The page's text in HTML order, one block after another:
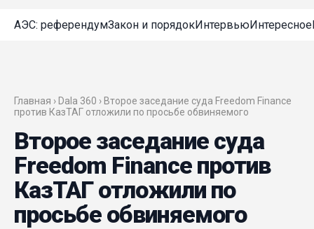
АЭС: референдумЗакон и порядокИнтервьюИнтересное
Главная › Dala 360 › Второе заседание суда Freedom Finance
против КазТАГ отложили по просьбе обвиняемого
Второе заседание суда
Freedom Finance против
КазТАГ отложили по
просьбе обвиняемого